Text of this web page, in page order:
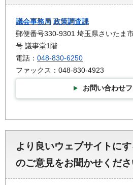
議会事務局 政策調査課
郵便番号330-9301 埼玉県さいたま
号 議事堂1階
電話： 048-830-6250
ファックス：048-830-4923
お問い合わせ
より良いウェブサイトに
のご意見をお聞かせくだ